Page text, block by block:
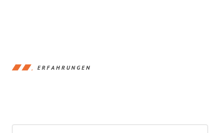
ERFAHRUNGEN